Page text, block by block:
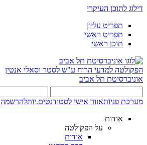
דילוג לתוכן העיקרי
תפריט עליון
תפריט ראשי
תוכן ראשי
הפקולטה למדעי הרוח ע"ש לסטר וסאלי אנטין
אוניברסיטת תל אביב
מערכת פניותאזור אישי לסטודנטים.יותלהרשמה
אודות
על הפקולטה
אודות